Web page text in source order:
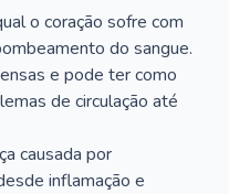
o coração sofre com
do sangue.
e pode ter como
de circulação até
causada por
inflamação e